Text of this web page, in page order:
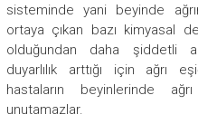
sisteminde yani beyinde
ortaya çıkan bazı kimyasal
olduğundan daha şiddetli
duyarlılık arttığı için ağrı
hastaların beyinlerinde
unutamazlar.